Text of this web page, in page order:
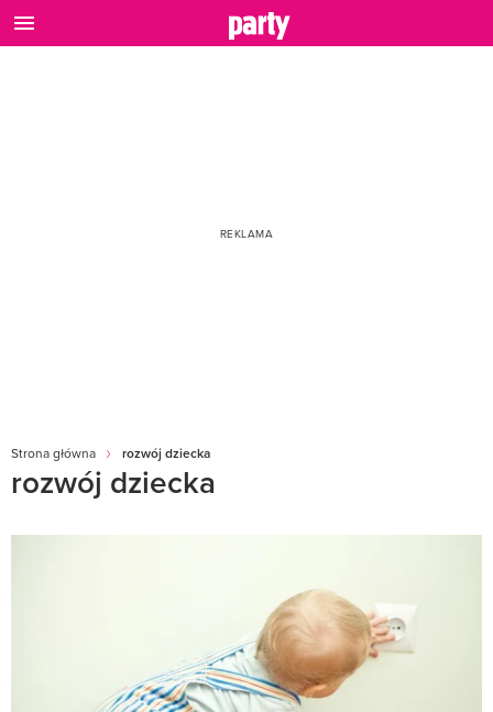
Strona główna rozwój dziecka
rozwój dziecka